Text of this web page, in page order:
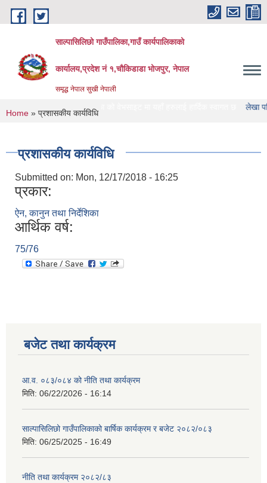
Skip to main content
साल्पासिलिछो गाउँपालिका,गाउँ कार्यपालिकाको
कार्यालय,प्रदेश नं १,चौकिडाडा भोजपुर, नेपाल
समृद्ध नेपाल सुखी नेपाली
गाउँपालिका को वेभसाइट मा यहाँ हरुलाई हार्दिक स्वागत छ लेखा परिक्षण
You are here
Home » प्रशासकीय कार्यविधि
प्रशासकीय कार्यविधि
Submitted on: Mon, 12/17/2018 - 16:25
प्रकार:
ऐन, कानुन तथा निर्देशिका
आर्थिक वर्ष:
75/76
बजेट तथा कार्यक्रम
आ.व. ०८३/०८४ को नीति तथा कार्यक्रम
मिति: 06/22/2026 - 16:14
साल्पासिलिछो गाउँपालिकाको बार्षिक कार्यक्रम र बजेट २०८२/०८३
मिति: 06/25/2025 - 16:49
नीति तथा कार्यक्रम २०८२/८३